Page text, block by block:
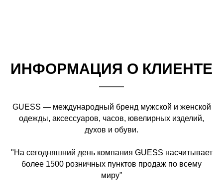
ИНФОРМАЦИЯ О КЛИЕНТЕ
GUESS — международный бренд мужской и женской
одежды, аксессуаров, часов, ювелирных изделий,
духов и обуви.
"На сегодняшний день компания GUESS насчитывает
более 1500 розничных пунктов продаж по всему
миру"